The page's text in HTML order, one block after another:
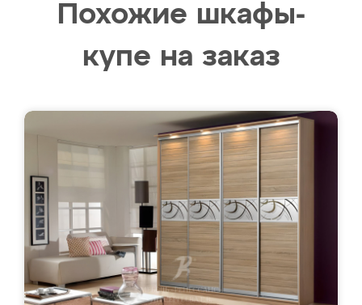
Похожие шкафы-
купе на заказ